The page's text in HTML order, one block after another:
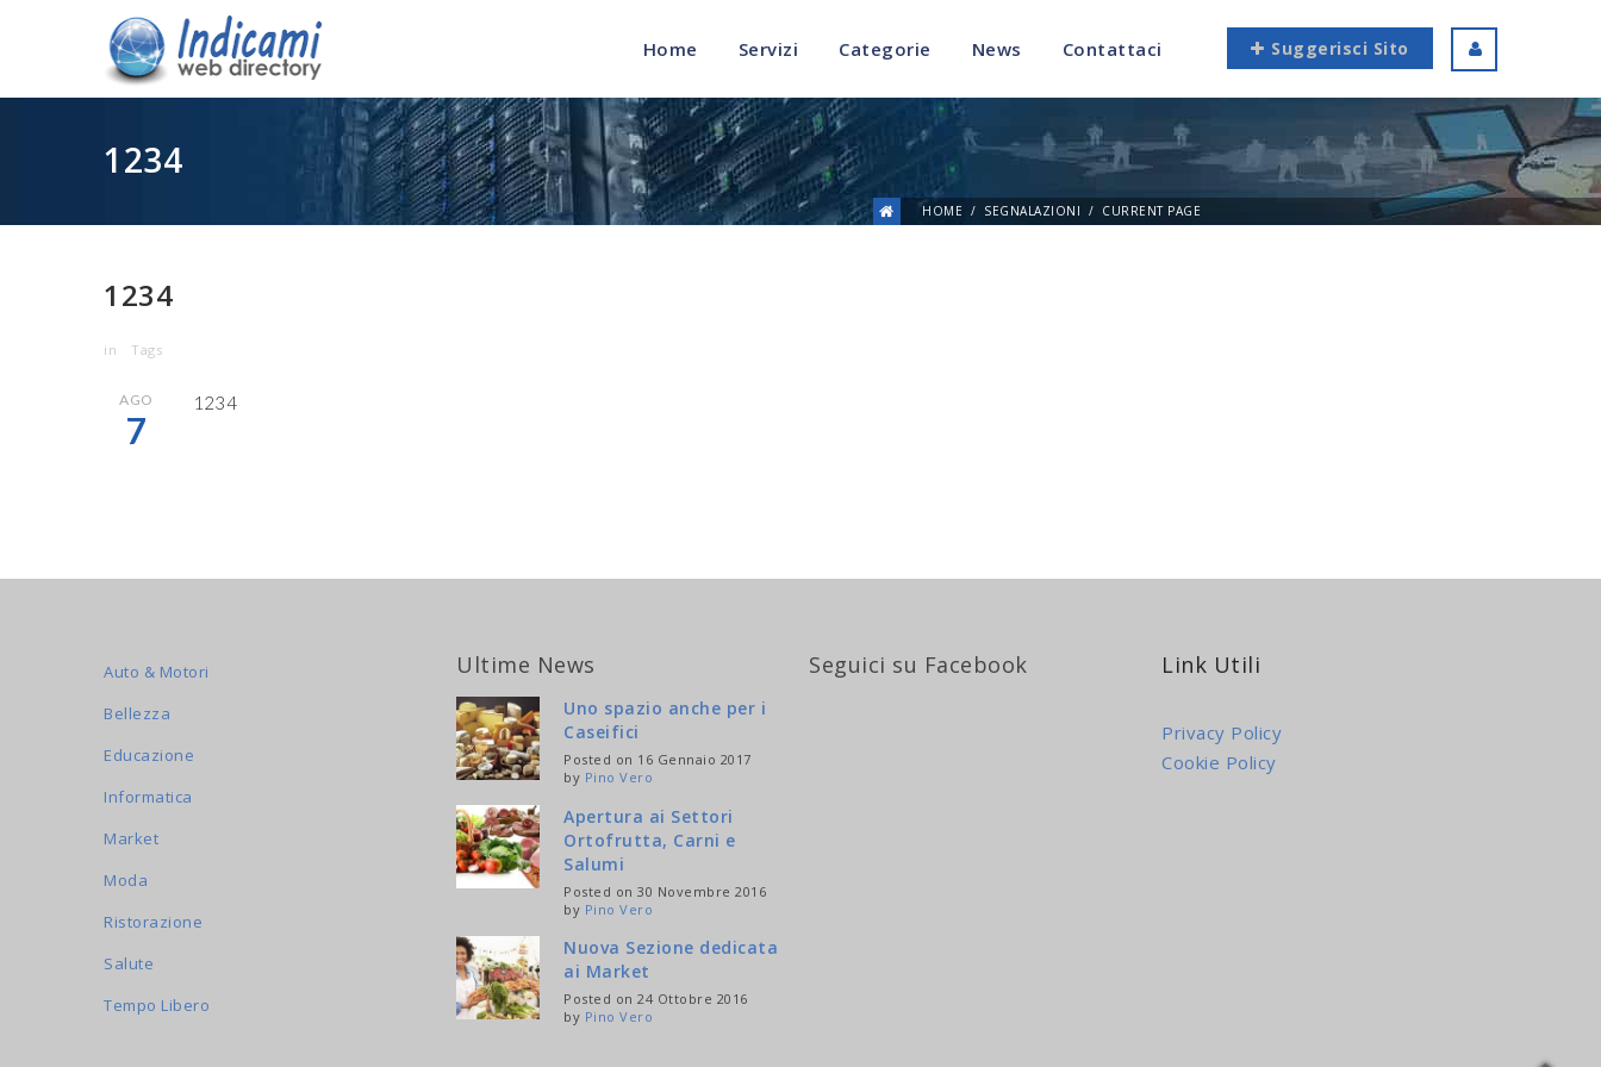
Home Servizi Categorie News Contattaci Suggerisci Sito
1234
HOME SEGNALAZIONI CURRENT PAGE
1234
in Tags
AGO
7
1234
Auto & Motori
Bellezza
Educazione
Informatica
Market
Moda
Ristorazione
Salute
Tempo Libero
Ultime News
Uno spazio anche per i
Caseifici
Posted on 16 Gennaio 2017
by Pino Vero
Apertura ai Settori
Ortofrutta, Carni e
Salumi
Posted on 30 Novembre 2016
by Pino Vero
Nuova Sezione dedicata
ai Market
Posted on 24 Ottobre 2016
by Pino Vero
Seguici su Facebook Link Utili
Privacy Policy
Cookie Policy